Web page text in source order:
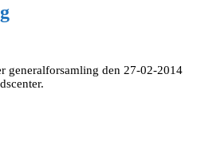
generalforsamling den 27-02-2014